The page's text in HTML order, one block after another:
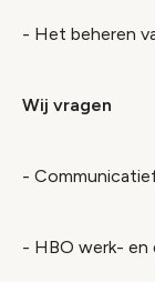
- Het beheren
Wij vragen
-
- HBO werk- en